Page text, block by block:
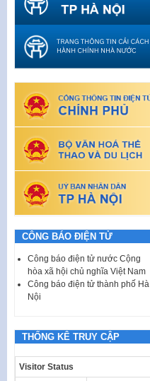
CÔNG BÁO ĐIỆN TỬ
Công báo điện tử nước Cộng
hòa xã hội chủ nghĩa Việt Nam
Công báo điện tử thành phố Hà
Nội
THỐNG KÊ TRUY CẬP
Visitor Status